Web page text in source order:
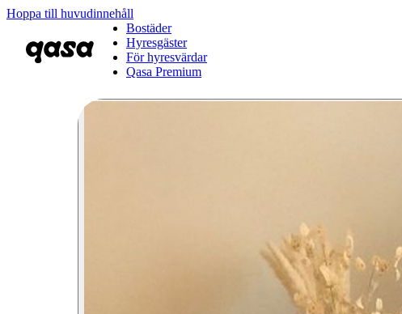
Hoppa till huvudinnehåll
Bostäder
Hyresgäster
För hyresvärdar
Qasa Premium